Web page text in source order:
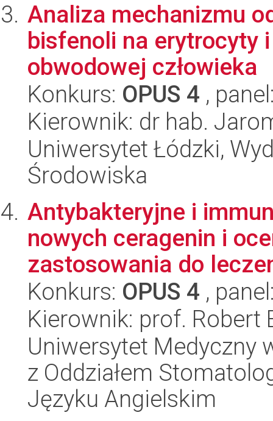
Analiza mechanizmu
bisfenoli na erytrocyty
obwodowej człowieka
Konkurs: OPUS 4 ,
Kierownik: dr hab.
Uniwersytet Łódzki,
Środowiska
Antybakteryjne i
nowych ceragenin i
zastosowania do
Konkurs: OPUS 4 ,
Kierownik: prof. Robert
Uniwersytet Medyczny
z Oddziałem
Języku Angielskim